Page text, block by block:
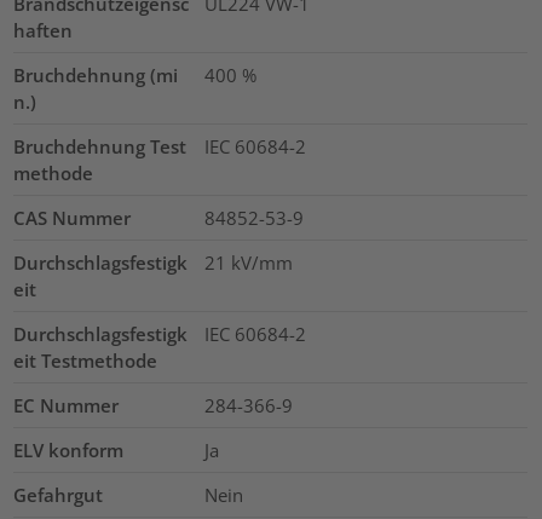
haften
Bruchdehnung (mi
n.)
400 %
Bruchdehnung Test
methode
IEC 60684-2
CAS Nummer
84852-53-9
Durchschlagsfestigk
eit
21 kV/mm
Durchschlagsfestigk
eit Testmethode
IEC 60684-2
EC Nummer
284-366-9
ELV konform
Ja
Gefahrgut
Nein